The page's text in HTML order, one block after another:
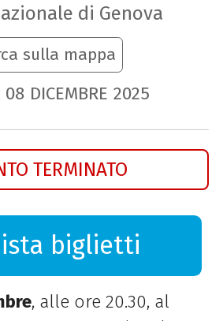
di Genova
sulla mappa
08 DICEMBRE 2025
TERMINATO
biglietti
, alle ore 20.30, al